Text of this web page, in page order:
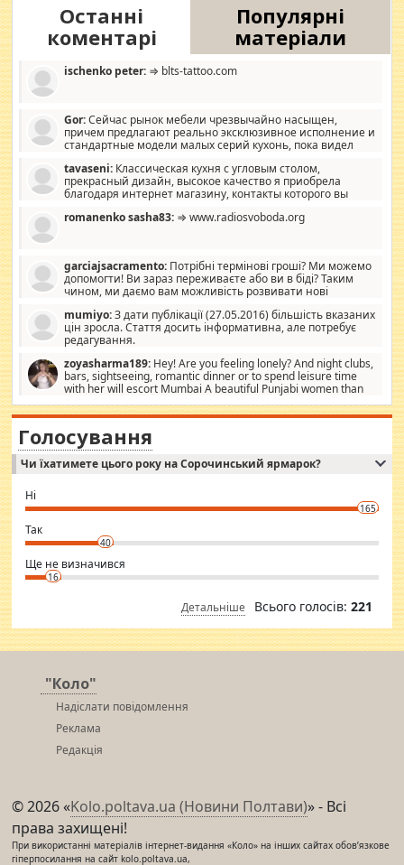
Останні
коментарі
Популярні
матеріали
ischenko peter: ⇒ blts-tattoo.com
Gor:Сейчас рынок мебели чрезвычайно насыщен,
причем предлагают реально эксклюзивное исполнение и
стандартные модели малых серий кухонь, пока видел
стандартные формы, в MebelOk, креативненько и что главное -
со вкусом все в порядке, без ненужных наворотов удорожающих
мебель, а это не последний фактор.
tavaseni: Классическая кухня с угловым столом,
прекрасный дизайн, высокое качество я приобрела
благодаря интернет магазину, контакты которого вы
romanenko sasha83: ⇒ www.radiosvoboda.org
garciajsacramento: Потрібні термінові гроші? Ми можемо
допомогти! Ви зараз переживаєте або ви в біді? Таким
чином, ми даємо вам можливість розвивати нові
допомагати людям, які намагаються дати їм шанс. Кожен
заслуговує на другий шанс, і, оскільки влада не зможе, вони
повинні приймати від інших. Для нас нема багато суми, і зрілість
витрат, а тільки узгоджених сум і нічого іншого. Не чекайте і не
коментуйте цей пост. Введіть суму, яку ви хочете подати, і ми
зв'яжемося з вами з усіма варіантами. зв'яжіться з нами
сьогодні на garciajsacramento@gmail.com Вам потрібні термінові
гроші? Ми можемо допомогти!
mumiyo:З дати публікації (27.05.2016) більшість вказаних
цін зросла. Стаття досить інформативна, але потребує
редагування.
zoyasharma189: Hey! Are you feeling lonely? And night clubs,
bars, sightseeing, romantic dinner or to spend leisure time
with her will escort Mumbai A beautiful Punjabi women than
sexy escort companion in arms that you guys feel like 5 star luxury
hotel had to spend the night in their search for loved solitaire free
woman "Love Solitaire" beautiful figure and shapely body shapes.
Independent escort in Mumbai, truthful, friendly and cheerful girl.
WhatsApp via an easily can see the latest pictures of her body and the
want to meet new people. Sakshi Mirchandani health and figure
conscious in order to keep yourself fit and regularly go to the health
club.
⇒ sakshimirchandani.com
Голосування
Чи їхатимете цього року на Сорочинський ярмарок?
Ні
165
Так
40
Ще не визначився
16
Детальніше Всього голосів: 221
"Коло"
Надіслати повідомлення
Реклама
Редакція
© 2026 «Kolo.poltava.ua (Новини Полтави)» - Всі
права захищені!
При використанні матеріалів інтернет-видання «Коло» на інших сайтах обов’язкове
гіперпосилання на сайт kolo.poltava.ua,